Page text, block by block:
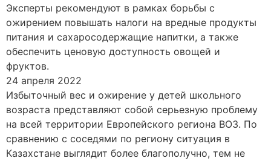
Эксперты рекомендуют в рамках борьбы с
ожирением повышать налоги на вредные продукты
питания и сахаросодержащие напитки, а также
обеспечить ценовую доступность овощей и
фруктов.
24 апреля 2022
Избыточный вес и ожирение у детей школьного
возраста представляют собой серьезную проблему
на всей территории Европейского региона ВОЗ. По
сравнению с соседями по региону ситуация в
Казахстане выглядит более благополучно, тем не